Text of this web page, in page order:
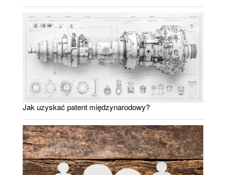
Jak uzyskać patent międzynarodowy?